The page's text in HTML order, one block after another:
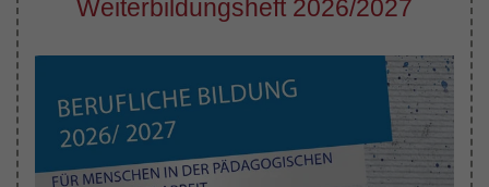
Weiterbildungsheft 2026/2027